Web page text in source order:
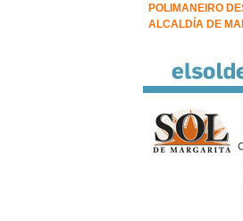
POLIMANEIRO
ALCALDÍA DE